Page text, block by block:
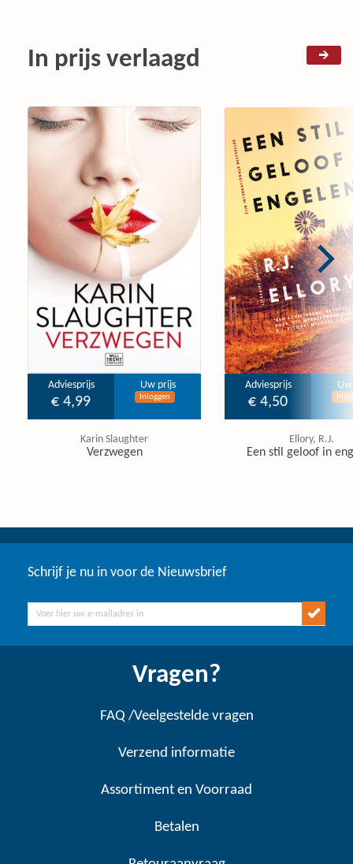
In prijs verlaagd
Adviesprijs
€ 4,99
Uw prijs
Inloggen
Karin Slaughter
Verzwegen
Adviesprijs
€ 4,50
Ellory, R.J.
Een stil geloof in
Schrijf je nu in voor de Nieuwsbrief
Vragen?
FAQ /Veelgestelde vragen
Verzend informatie
Assortiment en Voorraad
Betalen